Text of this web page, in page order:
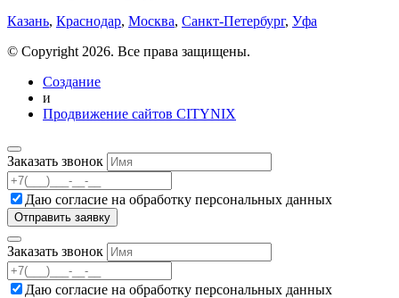
Казань, Краснодар, Москва, Санкт-Петербург, Уфа
© Copyright 2026. Все права защищены.
Создание
и
Продвижение сайтов CITYNIX
Заказать звонок
Даю согласие на обработку персональных данных
Заказать звонок
Даю согласие на обработку персональных данных